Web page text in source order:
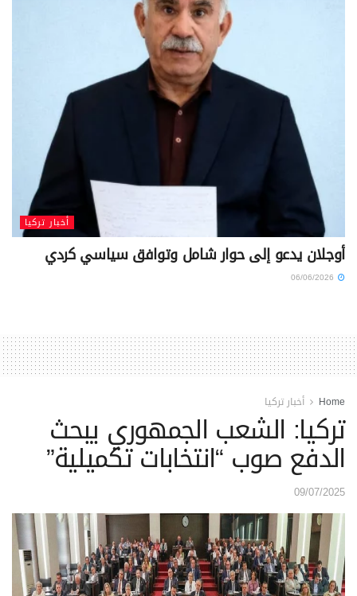
أخبار تركيا
أوجلان يدعو إلى حوار شامل وتوافق سياسي كردي
Home أخبار تركيا
تركيا: الشعب الجمهوري يبحث
الدفع صوب “انتخابات تكميلية”
09/07/2025